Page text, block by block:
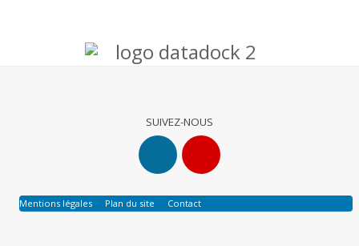
SUIVEZ-NOUS
Mentions légales Plan du site Contact